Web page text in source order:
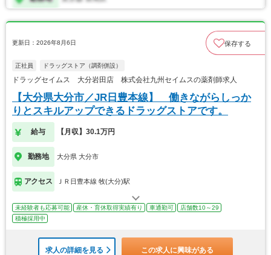
更新日：2026年8月6日 保存する
正社員 ドラッグストア（調剤併設）
ドラッグセイムス 大分岩田店 株式会社九州セイムスの薬剤師求人
【大分県大分市／JR日豊本線】 働きながらしっか
りとスキルアップできるドラッグストアです。
給与 【月収】30.1万円
勤務地 大分県 大分市
アクセス ＪＲ日豊本線 牧(大分)駅
未経験者も応募可能 産休・育休取得実績有り 車通勤可
店舗数10～29
積極採用中
求人の詳細を見る この求人に興味がある